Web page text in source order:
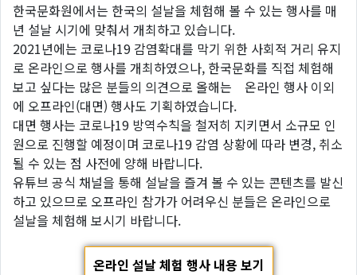
한국문화원에서는 한국의 설날을 체험해 볼 수 있는 행사를 매
년 설날 시기에 맞춰서 개최하고 있습니다.
2021년에는 코로나19 감염확대를 막기 위한 사회적 거리 유지
로 온라인으로 행사를 개최하였으나, 한국문화를 직접 체험해
보고 싶다는 많은 분들의 의견으로 올해는 온라인 행사 이외
에 오프라인(대면) 행사도 기획하였습니다.
대면 행사는 코로나19 방역수칙을 철저히 지키면서 소규모 인
원으로 진행할 예정이며 코로나19 감염 상황에 따라 변경, 취소
될 수 있는 점 사전에 양해 바랍니다.
유튜브 공식 채널을 통해 설날을 즐겨 볼 수 있는 콘텐츠를 발신
하고 있으므로 오프라인 참가가 어려우신 분들은 온라인으로
설날을 체험해 보시기 바랍니다.
온라인 설날 체험 행사 내용 보기